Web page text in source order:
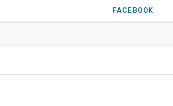
FACEBOOK